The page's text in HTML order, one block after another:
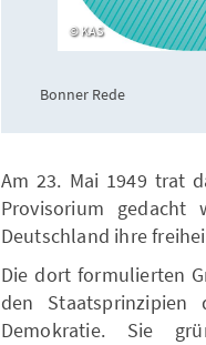
KAS
Bonner Rede
Am 23. Mai 1949 trat
Provisorium gedacht
Deutschland ihre
Die dort formulierten
den Staatsprinzipien
Demokratie. Sie